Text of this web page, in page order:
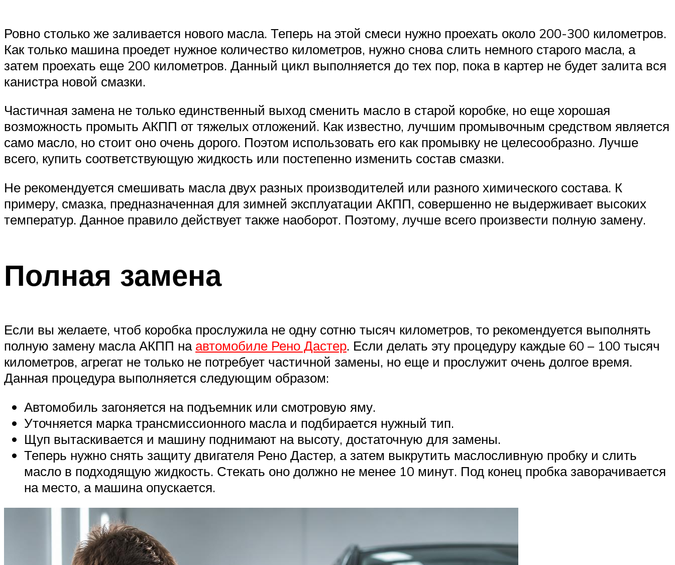
Ровно столько же заливается нового масла. Теперь на этой смеси нужно проехать около 200-300 километров.
Как только машина проедет нужное количество километров, нужно снова слить немного старого масла, а
затем проехать еще 200 километров. Данный цикл выполняется до тех пор, пока в картер не будет залита вся
канистра новой смазки.
Частичная замена не только единственный выход сменить масло в старой коробке, но еще хорошая
возможность промыть АКПП от тяжелых отложений. Как известно, лучшим промывочным средством является
само масло, но стоит оно очень дорого. Поэтом использовать его как промывку не целесообразно. Лучше
всего, купить соответствующую жидкость или постепенно изменить состав смазки.
Не рекомендуется смешивать масла двух разных производителей или разного химического состава. К
примеру, смазка, предназначенная для зимней эксплуатации АКПП, совершенно не выдерживает высоких
температур. Данное правило действует также наоборот. Поэтому, лучше всего произвести полную замену.
Полная замена
Если вы желаете, чтоб коробка прослужила не одну сотню тысяч километров, то рекомендуется выполнять
полную замену масла АКПП на автомобиле Рено Дастер. Если делать эту процедуру каждые 60 – 100 тысяч
километров, агрегат не только не потребует частичной замены, но еще и прослужит очень долгое время.
Данная процедура выполняется следующим образом:
Автомобиль загоняется на подъемник или смотровую яму.
Уточняется марка трансмиссионного масла и подбирается нужный тип.
Щуп вытаскивается и машину поднимают на высоту, достаточную для замены.
Теперь нужно снять защиту двигателя Рено Дастер, а затем выкрутить маслосливную пробку и слить
масло в подходящую жидкость. Стекать оно должно не менее 10 минут. Под конец пробка заворачивается
на место, а машина опускается.